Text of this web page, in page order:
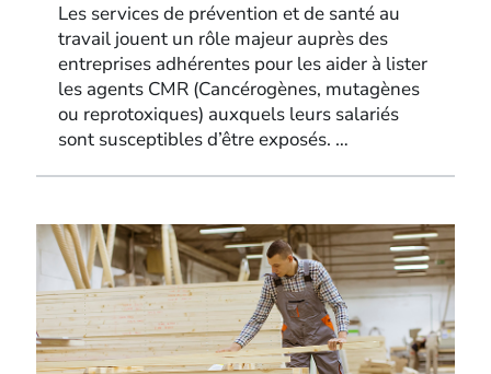
Les services de prévention et de santé au
travail jouent un rôle majeur auprès des
entreprises adhérentes pour les aider à lister
les agents CMR (Cancérogènes, mutagènes
ou reprotoxiques) auxquels leurs salariés
sont susceptibles d’être exposés. …